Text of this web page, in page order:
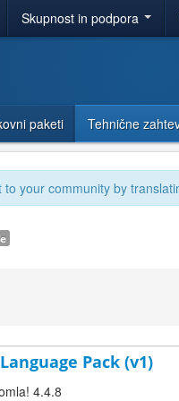
Skupnost in podpora
paketi Tehnične
your community by
Pack (v1)
4.4.8